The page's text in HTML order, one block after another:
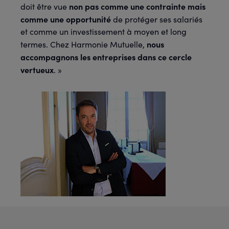
doit être vue non pas comme une contrainte mais
comme une opportunitéde protéger ses salariés
et comme un investissement à moyen et long
termes. Chez Harmonie Mutuelle, nous
accompagnons les entreprises dans ce cercle
vertueux. »